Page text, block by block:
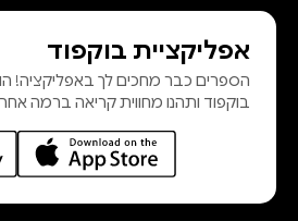
אפליקציית בוקפוד
הספרים כבר מחכים לך באפליקציה!
בוקפוד ותהנו מחווית קריאה ברמה